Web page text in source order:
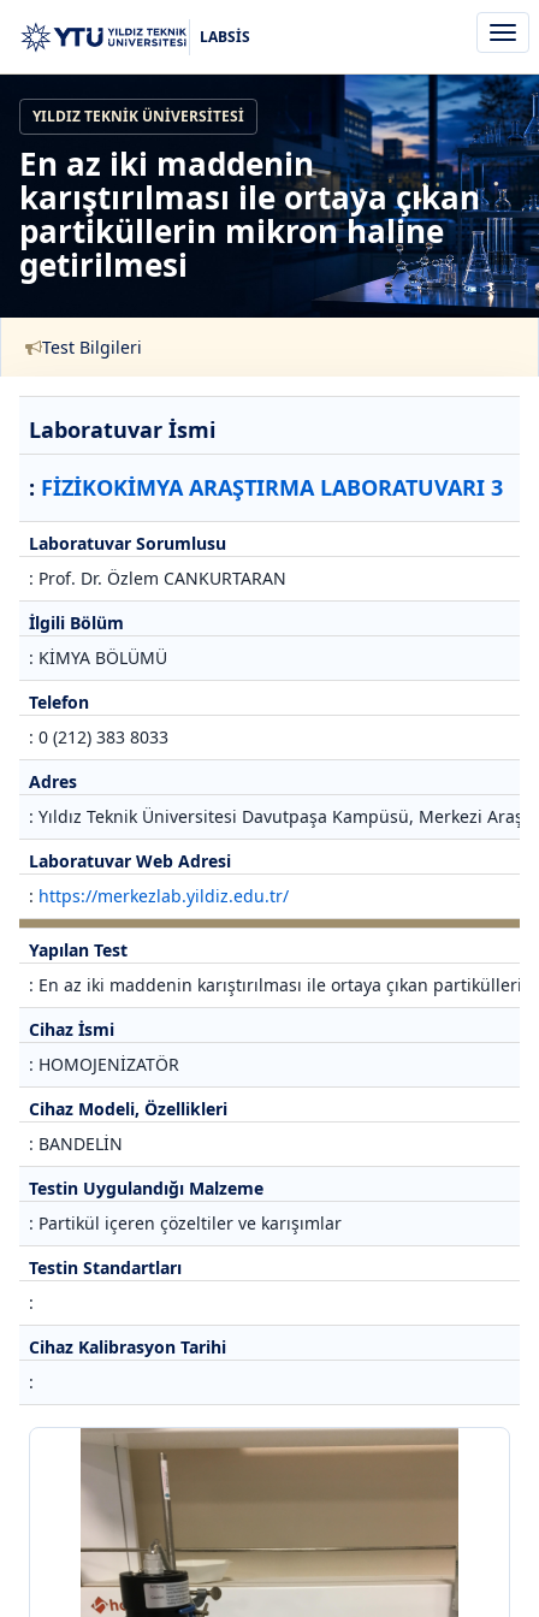
aç/
LABSİS
YILDIZ TEKNIK ÜNIVERSITESI
En az iki maddenin
karıştırılması ile ortaya çıkan
partiküllerin mikron haline
getirilmesi
Test Bilgileri
Laboratuvar İsmi
: FİZİKOKİMYA ARAŞTIRMA LABORATUVARI 3
Laboratuvar Sorumlusu
: Prof. Dr. Özlem CANKURTARAN
İlgili Bölüm
: KİMYA BÖLÜMÜ
Telefon
: 0 (212) 383 8033
Adres
: Yıldız Teknik Üniversitesi Davutpaşa Kampüsü, Merkezi
Laboratuvar Web Adresi
: https://merkezlab.yildiz.edu.tr/
Yapılan Test
: En az iki maddenin karıştırılması ile ortaya çıkan
Cihaz İsmi
: HOMOJENİZATÖR
Cihaz Modeli, Özellikleri
: BANDELİN
Testin Uygulandığı Malzeme
: Partikül içeren çözeltiler ve karışımlar
Testin Standartları
:
Cihaz Kalibrasyon Tarihi
: